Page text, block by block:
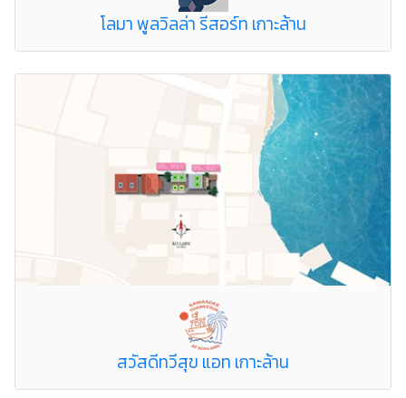
โลมา พูลวิลล่า รีสอร์ท เกาะล้าน
สวัสดีทวีสุข แอท เกาะล้าน